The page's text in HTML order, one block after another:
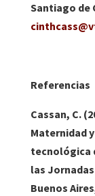
Santiago de
Referencias
Cassan, C.
Maternidad
tecnológica
las
Buenos